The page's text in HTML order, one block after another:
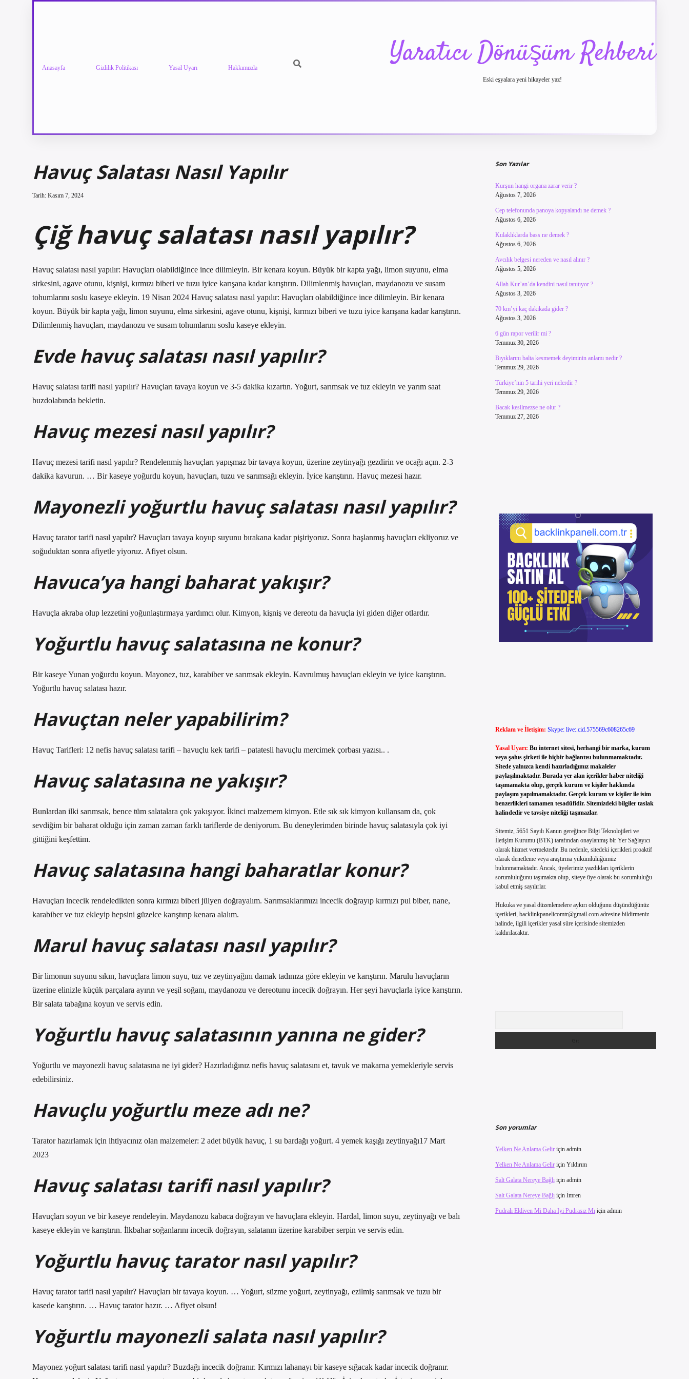
Anasayfa Gizlilik Politikası Yasal Uyarı Hakkımızda Yaratıcı Dönüşüm Rehberi
Eski eşyalara yeni hikayeler yaz!
Havuç Salatası Nasıl Yapılır
Tarih: Kasım 7, 2024
Çiğ havuç salatası nasıl yapılır?
Havuç salatası nasıl yapılır: Havuçları olabildiğince ince dilimleyin. Bir kenara koyun. Büyük bir kapta yağı, limon suyunu, elma
sirkesini, agave otunu, kişnişi, kırmızı biberi ve tuzu iyice karışana kadar karıştırın. Dilimlenmiş havuçları, maydanozu ve susam
tohumlarını soslu kaseye ekleyin. 19 Nisan 2024 Havuç salatası nasıl yapılır: Havuçları olabildiğince ince dilimleyin. Bir kenara
koyun. Büyük bir kapta yağı, limon suyunu, elma sirkesini, agave otunu, kişnişi, kırmızı biberi ve tuzu iyice karışana kadar karıştırın.
Dilimlenmiş havuçları, maydanozu ve susam tohumlarını soslu kaseye ekleyin.
Evde havuç salatası nasıl yapılır?
Havuç salatası tarifi nasıl yapılır? Havuçları tavaya koyun ve 3-5 dakika kızartın. Yoğurt, sarımsak ve tuz ekleyin ve yarım saat
buzdolabında bekletin.
Havuç mezesi nasıl yapılır?
Havuç mezesi tarifi nasıl yapılır? Rendelenmiş havuçları yapışmaz bir tavaya koyun, üzerine zeytinyağı gezdirin ve ocağı açın. 2-3
dakika kavurun. … Bir kaseye yoğurdu koyun, havuçları, tuzu ve sarımsağı ekleyin. İyice karıştırın. Havuç mezesi hazır.
Mayonezli yoğurtlu havuç salatası nasıl yapılır?
Havuç tarator tarifi nasıl yapılır? Havuçları tavaya koyup suyunu bırakana kadar pişiriyoruz. Sonra haşlanmış havuçları ekliyoruz ve
soğuduktan sonra afiyetle yiyoruz. Afiyet olsun.
Havuca’ya hangi baharat yakışır?
Havuçla akraba olup lezzetini yoğunlaştırmaya yardımcı olur. Kimyon, kişniş ve dereotu da havuçla iyi giden diğer otlardır.
Yoğurtlu havuç salatasına ne konur?
Bir kaseye Yunan yoğurdu koyun. Mayonez, tuz, karabiber ve sarımsak ekleyin. Kavrulmuş havuçları ekleyin ve iyice karıştırın.
Yoğurtlu havuç salatası hazır.
Havuçtan neler yapabilirim?
Havuç Tarifleri: 12 nefis havuç salatası tarifi – havuçlu kek tarifi – patatesli havuçlu mercimek çorbası yazısı.. .
Havuç salatasına ne yakışır?
Bunlardan ilki sarımsak, bence tüm salatalara çok yakışıyor. İkinci malzemem kimyon. Etle sık sık kimyon kullansam da, çok
sevdiğim bir baharat olduğu için zaman zaman farklı tariflerde de deniyorum. Bu deneylerimden birinde havuç salatasıyla çok iyi
gittiğini keşfettim.
Havuç salatasına hangi baharatlar konur?
Havuçları incecik rendeledikten sonra kırmızı biberi jülyen doğrayalım. Sarımsaklarımızı incecik doğrayıp kırmızı pul biber, nane,
karabiber ve tuz ekleyip hepsini güzelce karıştırıp kenara alalım.
Marul havuç salatası nasıl yapılır?
Bir limonun suyunu sıkın, havuçlara limon suyu, tuz ve zeytinyağını damak tadınıza göre ekleyin ve karıştırın. Marulu havuçların
üzerine elinizle küçük parçalara ayırın ve yeşil soğanı, maydanozu ve dereotunu incecik doğrayın. Her şeyi havuçlarla iyice karıştırın.
Bir salata tabağına koyun ve servis edin.
Yoğurtlu havuç salatasının yanına ne gider?
Yoğurtlu ve mayonezli havuç salatasına ne iyi gider? Hazırladığınız nefis havuç salatasını et, tavuk ve makarna yemekleriyle servis
edebilirsiniz.
Havuçlu yoğurtlu meze adı ne?
Tarator hazırlamak için ihtiyacınız olan malzemeler: 2 adet büyük havuç, 1 su bardağı yoğurt. 4 yemek kaşığı zeytinyağı17 Mart
2023
Havuç salatası tarifi nasıl yapılır?
Havuçları soyun ve bir kaseye rendeleyin. Maydanozu kabaca doğrayın ve havuçlara ekleyin. Hardal, limon suyu, zeytinyağı ve balı
kaseye ekleyin ve karıştırın. İlkbahar soğanlarını incecik doğrayın, salatanın üzerine karabiber serpin ve servis edin.
Yoğurtlu havuç tarator nasıl yapılır?
Havuç tarator tarifi nasıl yapılır? Havuçları bir tavaya koyun. … Yoğurt, süzme yoğurt, zeytinyağı, ezilmiş sarımsak ve tuzu bir
kasede karıştırın. … Havuç tarator hazır. … Afiyet olsun!
Yoğurtlu mayonezli salata nasıl yapılır?
Mayonez yoğurt salatası tarifi nasıl yapılır? Buzdağı incecik doğranır. Kırmızı lahanayı bir kaseye sığacak kadar incecik doğranır.
Son Yazılar
Kurşun hangi organa zarar verir ?
Ağustos 7, 2026
Cep telefonunda panoya kopyalandı ne demek ?
Ağustos 6, 2026
Kulaklıklarda bass ne demek ?
Ağustos 6, 2026
Avcılık belgesi nereden ve nasıl alınır ?
Ağustos 5, 2026
Allah Kur’an’da kendini nasıl tanıtıyor ?
Ağustos 3, 2026
70 km’yi kaç dakikada gider ?
Ağustos 3, 2026
6 gün rapor verilir mi ?
Temmuz 30, 2026
Bıyıklarını balta kesmemek deyiminin anlamı nedir ?
Temmuz 29, 2026
Türkiye’nin 5 tarihi yeri nelerdir ?
Temmuz 29, 2026
Bacak kesilmezse ne olur ?
Temmuz 27, 2026
Reklam ve İletişim: Skype: live:.cid.575569c608265c69
Yasal Uyarı: Bu internet sitesi, herhangi bir marka, kurum
veya şahıs şirketi ile hiçbir bağlantısı bulunmamaktadır.
Sitede yalnızca kendi hazırladığımız makaleler
paylaşılmaktadır. Burada yer alan içerikler haber niteliği
taşımamakta olup, gerçek kurum ve kişiler hakkında
paylaşım yapılmamaktadır. Gerçek kurum ve kişiler ile isim
benzerlikleri tamamen tesadüfidir. Sitemizdeki bilgiler taslak
halindedir ve tavsiye niteliği taşımazlar.
Sitemiz, 5651 Sayılı Kanun gereğince Bilgi Teknolojileri ve
İletişim Kurumu (BTK) tarafından onaylanmış bir Yer Sağlayıcı
olarak hizmet vermektedir. Bu nedenle, sitedeki içerikleri proaktif
olarak denetleme veya araştırma yükümlülüğümüz
bulunmamaktadır. Ancak, üyelerimiz yazdıkları içeriklerin
sorumluluğunu taşımakta olup, siteye üye olarak bu sorumluluğu
kabul etmiş sayılırlar.
Hukuka ve yasal düzenlemelere aykırı olduğunu düşündüğünüz
içerikleri, backlinkpanelicomtr@gmail.comadresine bildirmeniz
halinde, ilgili içerikler yasal süre içerisinde sitemizden
kaldırılacaktır.
Son yorumlar
Yelken Ne Anlama Geliriçin admin
Yelken Ne Anlama Geliriçin Yıldırım
Salt Galata Nereye Bağlıiçin admin
Salt Galata Nereye Bağlıiçin İmren
Pudralı Eldiven Mi Daha Iyi Pudrasız Mıiçin admin